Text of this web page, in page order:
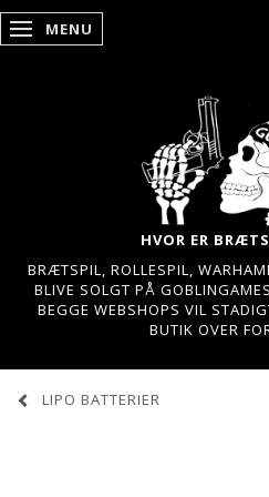
SKIFTE NAVIGATION
MENU
HVOR ER
BRÆTSPIL, ROLLESPIL,
BLIVE SOLGT PÅ
BEGGE WEBSHOPS VIL
BUTIK OVER
LIPO BATTERIER